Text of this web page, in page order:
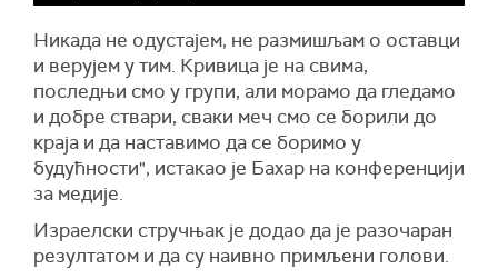
Никада не одустајем, не размишљам о оставци
и верујем у тим. Кривица је на свима,
последњи смо у групи, али морамо да гледамо
и добре ствари, сваки меч смо се борили до
краја и да наставимо да се боримо у
будућности", истакао је Бахар на конференцији
за медије.
Израелски стручњак је додао да је разочаран
резултатом и да су наивно примљени голови.